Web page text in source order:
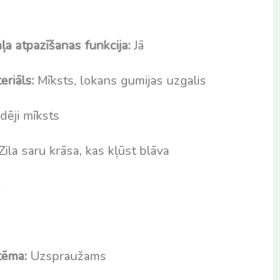
atpazīšanas funkcija:Jā
Mīksts, lokans gumijas uzgalis
mīksts
saru krāsa, kas kļūst blāva
Uzspraužams